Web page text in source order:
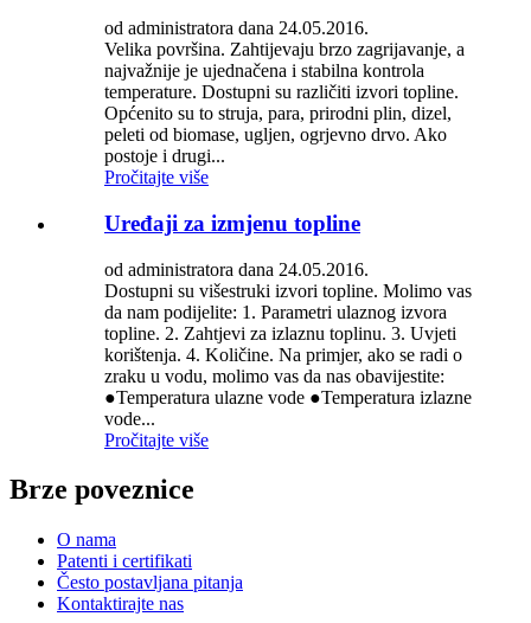
od administratora dana 24.05.2016.
Velika površina. Zahtijevaju brzo zagrijavanje, a
najvažnije je ujednačena i stabilna kontrola
temperature. Dostupni su različiti izvori topline.
Općenito su to struja, para, prirodni plin, dizel,
peleti od biomase, ugljen, ogrjevno drvo. Ako
postoje i drugi...
Pročitajte više
Uređaji za izmjenu topline
od administratora dana 24.05.2016.
Dostupni su višestruki izvori topline. Molimo vas
da nam podijelite: 1. Parametri ulaznog izvora
topline. 2. Zahtjevi za izlaznu toplinu. 3. Uvjeti
korištenja. 4. Količine. Na primjer, ako se radi o
zraku u vodu, molimo vas da nas obavijestite:
●Temperatura ulazne vode ●Temperatura izlazne
vode...
Pročitajte više
Brze poveznice
O nama
Patenti i certifikati
Često postavljana pitanja
Kontaktirajte nas